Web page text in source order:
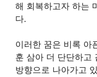
해 회복하고자 하는
다.
이러한 꿈은 비록 아
훈 삼아 더 단단하고
방향으로 나아가고